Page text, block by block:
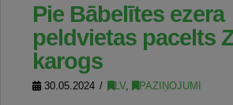
Pie Bābelītes ezera
peldvietas pacelts
karogs
30.05.2024 LV, PAZIŅOJUMI